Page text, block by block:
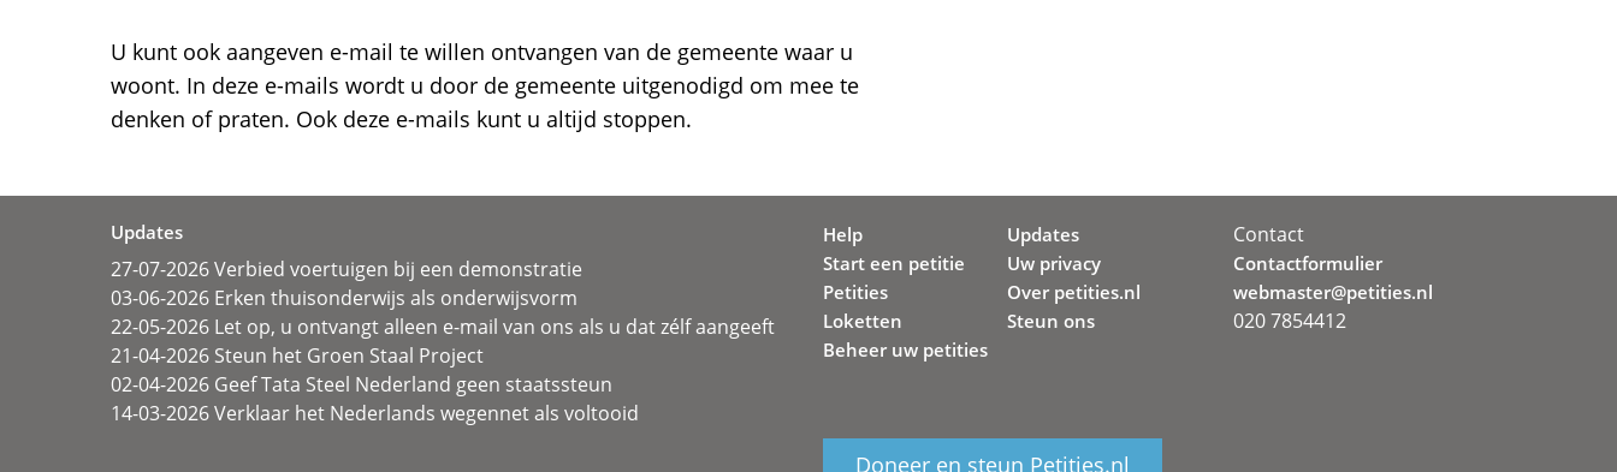
U kunt ook aangeven e-mail te willen ontvangen van de gemeente waar u
woont. In deze e-mails wordt u door de gemeente uitgenodigd om mee te
denken of praten. Ook deze e-mails kunt u altijd stoppen.
Updates
27-07-2026 Verbied voertuigen bij een demonstratie
03-06-2026 Erken thuisonderwijs als onderwijsvorm
22-05-2026 Let op, u ontvangt alleen e-mail van ons als u dat zélf aangeeft
21-04-2026 Steun het Groen Staal Project
02-04-2026 Geef Tata Steel Nederland geen staatssteun
14-03-2026 Verklaar het Nederlands wegennet als voltooid
Help
Start een petitie
Petities
Loketten
Beheer uw petities
Updates
Uw privacy
Over petities.nl
Steun ons
Doneer en steun Petities.nl
Contact
Contactformulier
webmaster@petities.nl
020 7854412